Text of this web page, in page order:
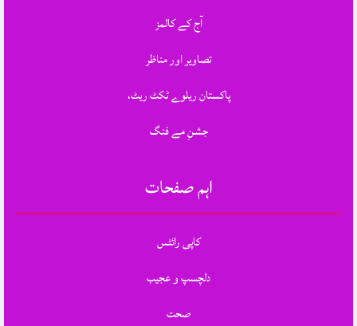
آج کے کالمز
تصاویر اور مناظر
پاکستان ریلوے ٹکٹ ریٹ،
جشنِ مے فنگ
اہم صفحات
کاپی رائٹس
دلچسپ و عجیب
صحت